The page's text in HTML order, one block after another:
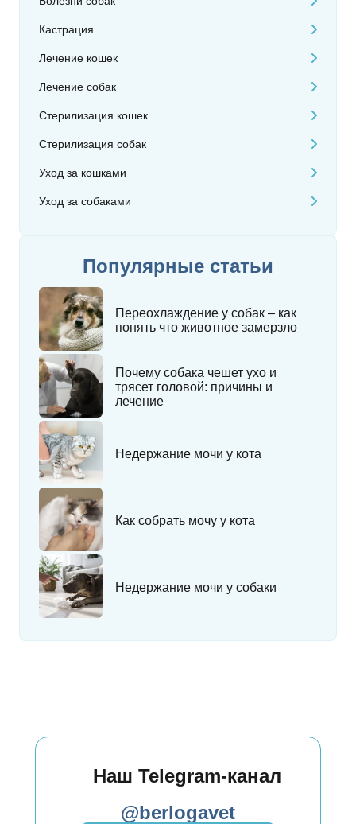
Кастрация
Лечение кошек
Лечение собак
Стерилизация кошек
Стерилизация собак
Уход за кошками
Уход за собаками
Популярные статьи
Переохлаждение у собак – как
понять что животное замерзло
Почему собака чешет ухо и
трясет головой: причины и
лечение
Недержание мочи у кота
Как собрать мочу у кота
Недержание мочи у собаки
Наш Telegram-канал
@berlogavet